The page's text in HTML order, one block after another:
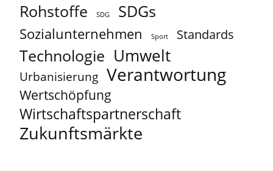
Rohstoffe SDG SDGs
Sozialunternehmen Sport Standards
Technologie Umwelt
Urbanisierung Verantwortung
Wertschöpfung
Wirtschaftspartnerschaft
Zukunftsmärkte